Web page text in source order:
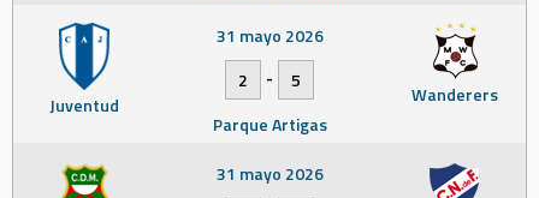
Juventud Wanderers
31 mayo 2026
2
-
5
Parque Artigas
31 mayo 2026